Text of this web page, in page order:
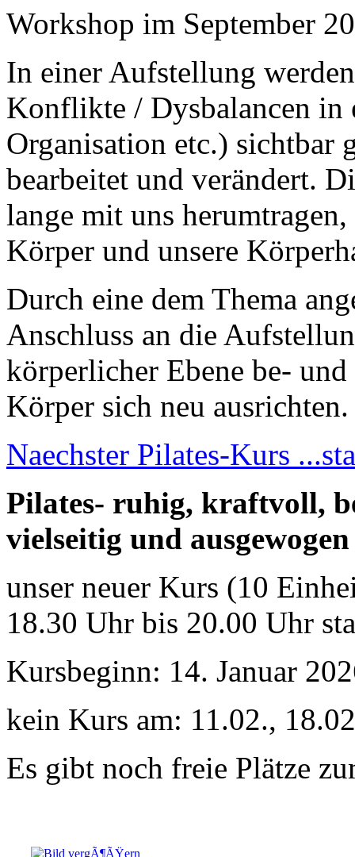
Workshop im September
In einer Aufstellung
Konflikte / Dysbalancen in
Organisation etc.) sichtbar
bearbeitet und verändert.
lange mit uns
Körper und unsere
Durch eine dem Thema
Anschluss an die
körperlicher Ebene be-
Körper sich neu ausrichten.
Naechster Pilates-Kurs
Pilates- ruhig, kraftvoll,
vielseitig und ausgewogen
unser neuer Kurs (10
18.30 Uhr bis 20.00 Uhr
Kursbeginn: 14. Januar
kein Kurs am: 11.02.,
Es gibt noch freie Plätze